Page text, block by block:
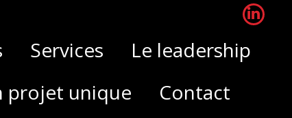
Services
Le leadership
projet unique
Contact
Le leadership
projet unique
Contact